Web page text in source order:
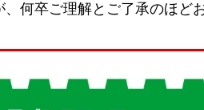
何卒ご理解とご了承のほど